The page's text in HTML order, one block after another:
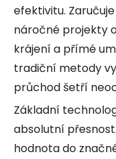
efektivitu.
náročné projekty
krájení a přímé
tradiční metody
průchod šetří
Základní
absolutní
hodnota do